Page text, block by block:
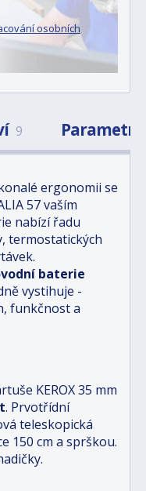
osobních
9 Parametry
ergonomii se
57 vaším
nabízí řadu
termostatických
baterie
vystihuje -
funkčnost a
KEROX 35 mm
. Prvotřídní
teleskopická
150 cm a sprškou.